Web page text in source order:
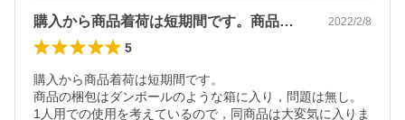
購入から商品着荷は短期間です。商品の梱… 2022/2/8
5
購入から商品着荷は短期間です。
商品の梱包はダンボールのような箱に入り，問題は無し。
1人用での使用を考えているので，同商品は大変気に入りま